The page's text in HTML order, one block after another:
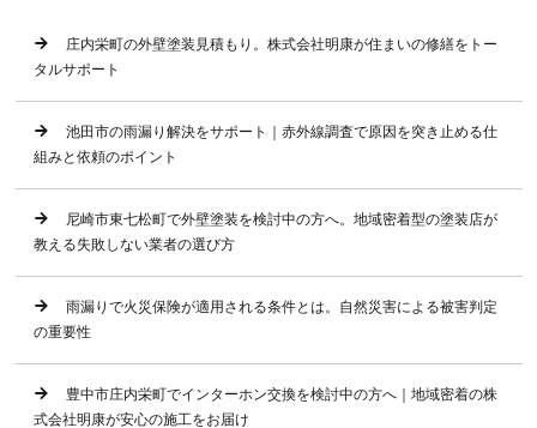
庄内栄町の外壁塗装見積もり。株式会社明康が住まいの修繕をトー
タルサポート
池田市の雨漏り解決をサポート｜赤外線調査で原因を突き止める仕
組みと依頼のポイント
尼崎市東七松町で外壁塗装を検討中の方へ。地域密着型の塗装店が
教える失敗しない業者の選び方
雨漏りで火災保険が適用される条件とは。自然災害による被害判定
の重要性
豊中市庄内栄町でインターホン交換を検討中の方へ｜地域密着の株
式会社明康が安心の施工をお届け